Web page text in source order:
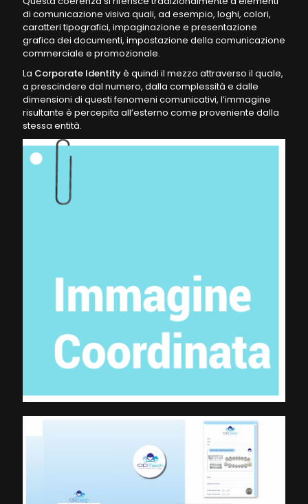
di comunicazione visiva quali, ad esempio, loghi, colori,
caratteri tipografici, impaginazione e presentazione
grafica dei documenti, impostazione della comunicazione
commerciale e promozionale.
La Corporate Identityè quindi il mezzo attraverso il quale,
a prescindere dal numero, dalla complessità e dalle
dimensioni di questi fenomeni comunicativi, l’immagine
risultante è percepita all’esterno come proveniente dalla
stessa entità.